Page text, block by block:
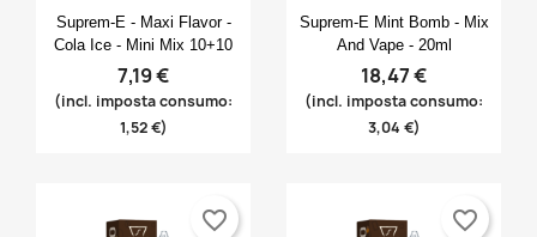
Anteprima
Suprem-E - Maxi Flavor -
Cola Ice - Mini Mix 10+10
7,19 €
(incl. imposta consumo:
1,52 €)
Anteprima
Suprem-E Mint Bomb - Mix
And Vape - 20ml
18,47 €
(incl. imposta consumo:
3,04 €)
favorite_border favorite_border